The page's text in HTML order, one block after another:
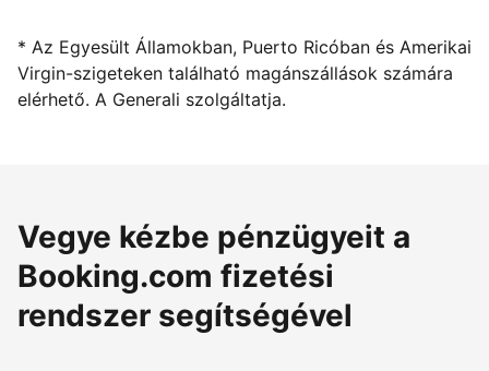
* Az Egyesült Államokban, Puerto Ricóban és Amerikai
Virgin-szigeteken található magánszállások számára
elérhető. A Generali szolgáltatja.
Vegye kézbe pénzügyeit a
Booking.com fizetési
rendszer segítségével